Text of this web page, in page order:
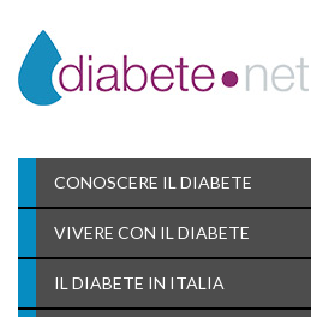
CONOSCERE IL DIABETE
VIVERE CON IL DIABETE
IL DIABETE IN ITALIA